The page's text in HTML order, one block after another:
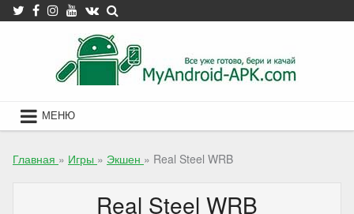
Skip
to
МЕНЮ
Главная » Игры » Экшен » Real Steel WRB
Real Steel WRB